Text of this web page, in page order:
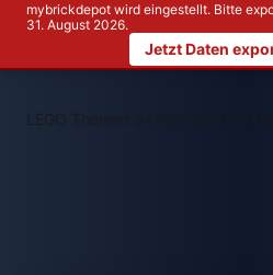
mybrickdepot wird eingestellt. Bitte
31. August 2026.
Jetzt Daten
LEGO Themen >